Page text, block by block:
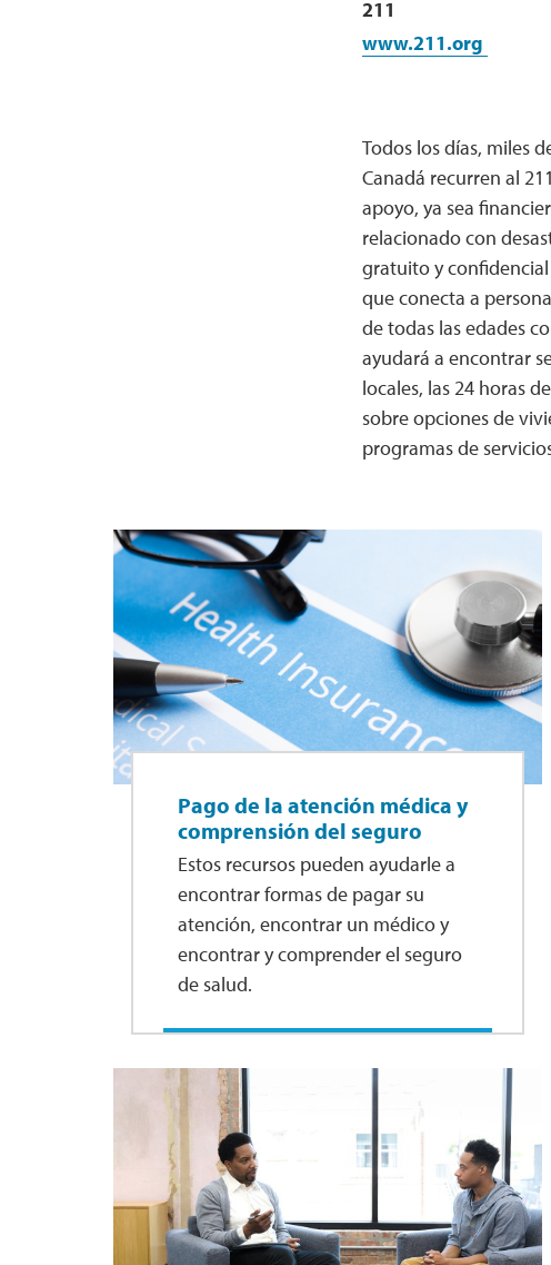
211
www.211.org
Todos los días, miles
Canadá recurren al
apoyo, ya sea
relacionado con
gratuito y
que conecta a
de todas las edades
ayudará a encontrar
locales, las 24 horas
sobre opciones de
programas de
Pago de la atención médica y
comprensión del seguro
Estos recursos pueden ayudarle a
encontrar formas de pagar su
atención, encontrar un médico y
encontrar y comprender el seguro
de salud.